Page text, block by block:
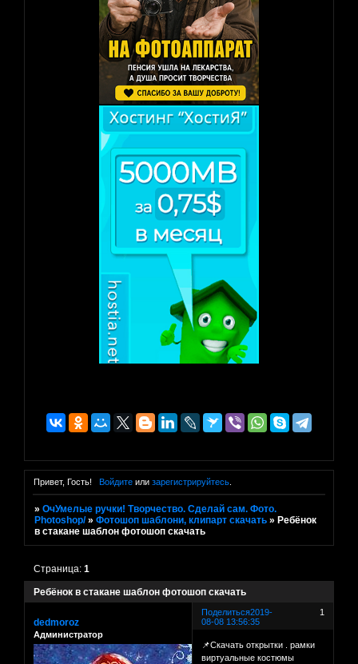
Привет, Гость! Войдитеили зарегистрируйтесь.
»ОчУмелые ручки! Творчество. Сделай сам. Фото.
Photoshop/ »Фотошоп шаблони, клипарт скачать » Ребёнок
в стакане шаблон фотошоп скачать
Ребёнок в стакане шаблон фотошоп скачать
Страница:1
Поделиться 1
2019-
08-08 13:56:35
dedmoroz
Администратор
📌Скачать открытки . рамки
виртуальные костюмы